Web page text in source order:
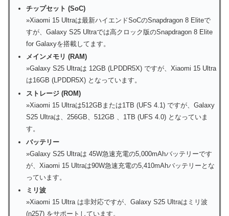
チップセット (SoC)
»Xiaomi 15 Ultraは最新ハイエンドSoCのSnapdragon 8 Eliteで
すが、Galaxy S25 Ultraでは高クロック版のSnapdragon 8 Elite
for Galaxyを搭載してます。
メインメモリ (RAM)
»Galaxy S25 Ultraは 12GB (LPDDR5X) ですが、Xiaomi 15 Ultra
は16GB (LPDDR5X) となっています。
ストレージ (ROM)
»Xiaomi 15 Ultraは512GBまたは1TB (UFS 4.1) ですが、Galaxy
S25 Ultraは、256GB、512GB 、1TB (UFS 4.0) となっていま
す。
バッテリー
»Galaxy S25 Ultraは 45W急速充電の5,000mAhバッテリーです
が、Xiaomi 15 Ultraは90W急速充電の5,410mAhバッテリーとな
っています。
ミリ波
»Xiaomi 15 Ultra は非対応ですが、Galaxy S25 Ultraはミリ波
(n257) をサポートしています。